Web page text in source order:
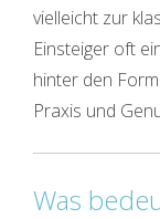
vielleicht zur
Einsteiger oft
hinter den
Praxis und
Was